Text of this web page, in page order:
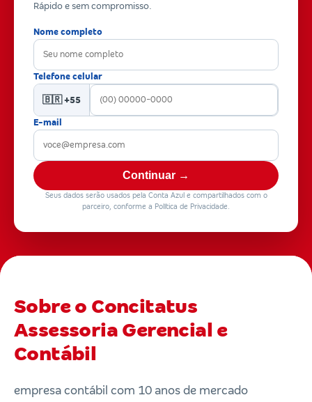
Rápido e sem compromisso.
Nome completo
Telefone celular
🇧🇷 +55
E-mail
Continuar →
Seus dados serão usados pela Conta Azul e compartilhados com o
parceiro, conforme a Política de Privacidade.
Sobre o Concitatus
Assessoria Gerencial e
Contábil
empresa contábil com 10 anos de mercado